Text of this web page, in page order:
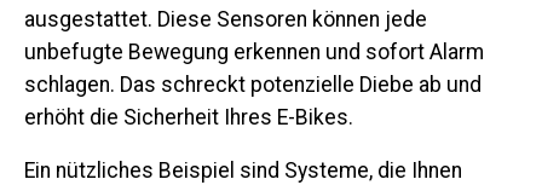
ausgestattet. Diese Sensoren können jede
unbefugte Bewegung erkennen und sofort Alarm
schlagen. Das schreckt potenzielle Diebe ab und
erhöht die Sicherheit Ihres E-Bikes.
Ein nützliches Beispiel sind Systeme, die Ihnen